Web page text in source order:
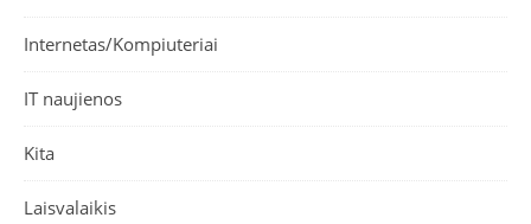
Internetas/Kompiuteriai
IT naujienos
Kita
Laisvalaikis